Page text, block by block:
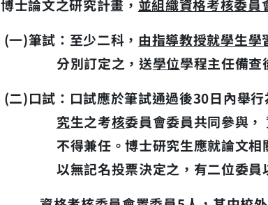
博士論文之研究計畫， 並組織資格考核委員
(一)筆試：至少二科， 由指導教授就學生
分別訂定之，送學位學程主任備查
(二)口試：口試應於筆試通過後30日內舉
究生之考核委員會委員共同參與，
不得兼任。博士研究生應就論文相
以無記名投票決定之，有二位委